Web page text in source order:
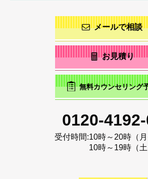
メールで相談
お見積り
無料カウンセリング
0120-
受付時間:10時～20時（月
10時～19時（土